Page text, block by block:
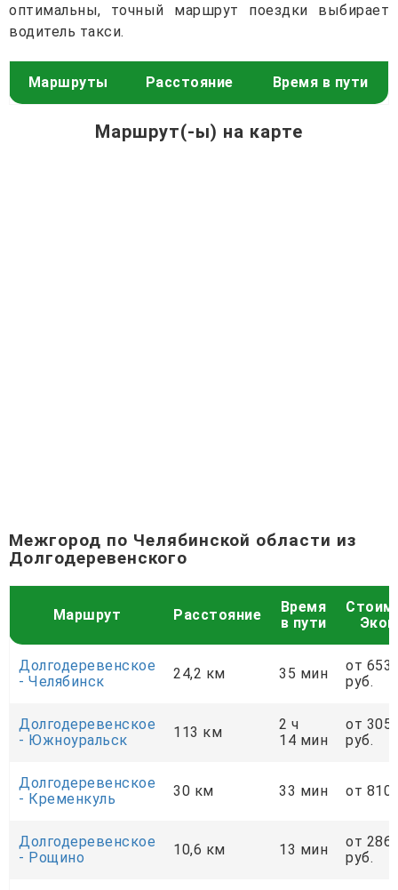
оптимальны, точный маршрут поездки выбирает
водитель такси.
Маршруты Расстояние Время в пути
Маршрут(-ы) на карте
Межгород по Челябинской области из
Долгодеревенского
Маршрут Расстояние
Время
в пути
Долгодеревенское
- Челябинск
24,2 км 35 мин
от
руб.
Долгодеревенское
- Южноуральск
113 км
2 ч
14 мин
от
руб.
Долгодеревенское
- Кременкуль
30 км 33 мин от 810
Долгодеревенское
- Рощино
10,6 км 13 мин
от
руб.